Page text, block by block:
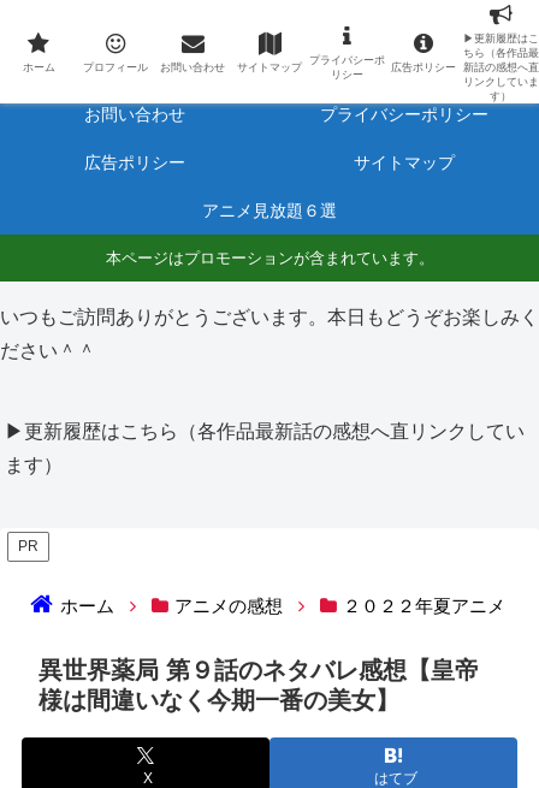
最新アニメのあらすじと感想をネタバレ有りで毎日更新しています。
ホーム プロフィール
お問い合わせ プライバシーポリシー
広告ポリシー サイトマップ
アニメ見放題６選
本ページはプロモーションが含まれています。
いつもご訪問ありがとうございます。本日もどうぞお楽しみく
ださい＾＾
▶更新履歴はこちら（各作品最新話の感想へ直リンクしてい
ます）
PR
ホーム アニメの感想 ２０２２年夏アニメ
異世界薬局 第９話のネタバレ感想【皇帝
様は間違いなく今期一番の美女】
X はてブ
ホーム プロフィール お問い合わせ サイトマップ
プライバシーポ
リシー
広告ポリシー
▶更新履歴はこ
ちら（各作品最
新話の感想へ直
リンクしていま
す）